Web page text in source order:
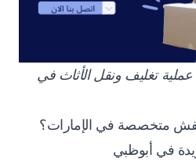
تغليف ونقل الأثاث في
متخصصة في الإمارات؟
في أبوظبي